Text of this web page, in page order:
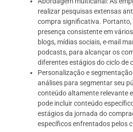
realizar pesquisas extensas
compra significativa. Portanto,
presença consistente em
blogs, mídias sociais, e-mail
podcasts, para alcançar os
diferentes estágios do ciclo de
Personalização e
análises para segmentar seu
conteúdo altamente relevante
pode incluir conteúdo
estágios da jornada do
específicos enfrentados pelos